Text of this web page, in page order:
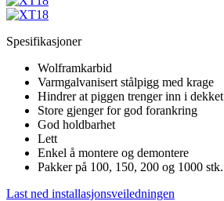
Spesifikasjoner
Wolframkarbid
Varmgalvanisert stålpigg med krage
Hindrer at piggen trenger inn i dekket
Store gjenger for god forankring
God holdbarhet
Lett
Enkel å montere og demontere
Pakker på 100, 150, 200 og 1000 stk.
Last ned installasjonsveiledningen